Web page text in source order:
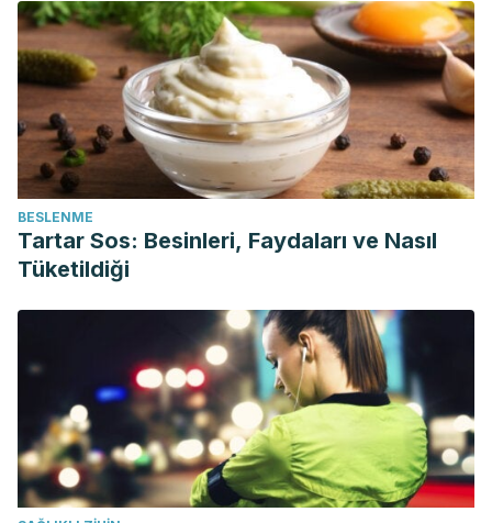
BESLENME
Tartar Sos: Besinleri, Faydaları ve Nasıl
Tüketildiği